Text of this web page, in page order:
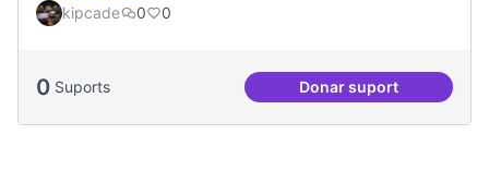
kipcade 0 0
0 Suports Donar suportTips for Choosing